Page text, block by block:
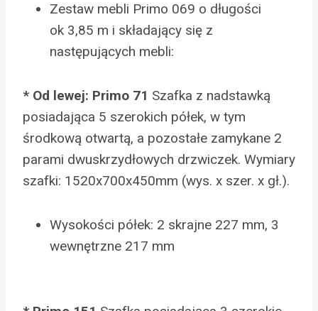
Zestaw mebli Primo 069 o długości
ok 3,85 m i składający się z
następujących mebli:
* Od lewej: Primo 71 Szafka z nadstawką
posiadająca 5 szerokich półek, w tym
środkową otwartą, a pozostałe zamykane 2
parami dwuskrzydłowych drzwiczek. Wymiary
szafki: 1520x700x450mm (wys. x szer. x gł.).
Wysokości półek: 2 skrajne 227 mm, 3
wewnętrzne 217 mm